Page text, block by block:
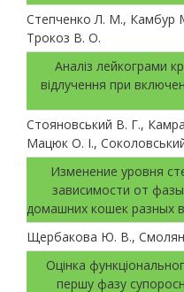
Степченко Л. М., Камбур
Трокоз В. О.
Аналіз лейкограми
відлучення при
Стояновський В. Г.,
Мацюк О. І.,
Изменение уровня
зависимости от
домашних кошек разных
Щербакова Ю. В.,
Оцінка
першу фазу